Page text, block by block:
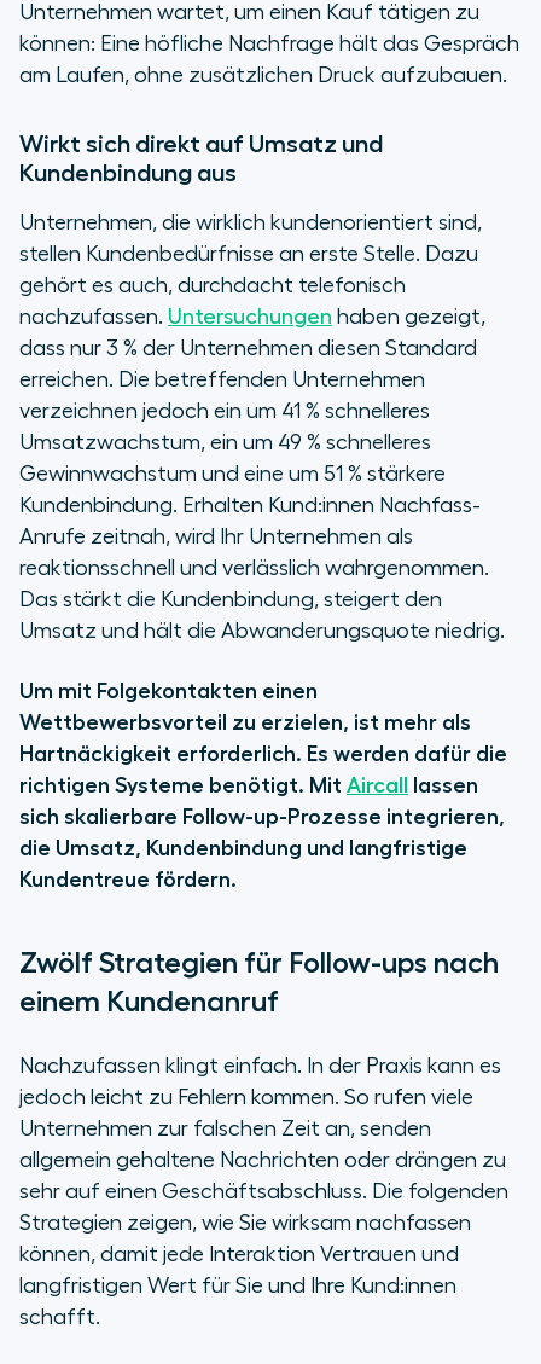
Unternehmen wartet, um einen Kauf tätigen zu
können: Eine höfliche Nachfrage hält das Gespräch
am Laufen, ohne zusätzlichen Druck aufzubauen.
Wirkt sich direkt auf Umsatz und
Kundenbindung aus
Unternehmen, die wirklich kundenorientiert sind,
stellen Kundenbedürfnisse an erste Stelle. Dazu
gehört es auch, durchdacht telefonisch
nachzufassen. Untersuchungen haben gezeigt,
dass nur 3 % der Unternehmen diesen Standard
erreichen. Die betreffenden Unternehmen
verzeichnen jedoch ein um 41 % schnelleres
Umsatzwachstum, ein um 49 % schnelleres
Gewinnwachstum und eine um 51 % stärkere
Kundenbindung. Erhalten Kund:innen Nachfass-
Anrufe zeitnah, wird Ihr Unternehmen als
reaktionsschnell und verlässlich wahrgenommen.
Das stärkt die Kundenbindung, steigert den
Umsatz und hält die Abwanderungsquote niedrig.
Um mit Folgekontakten einen
Wettbewerbsvorteil zu erzielen, ist mehr als
Hartnäckigkeit erforderlich. Es werden dafür die
richtigen Systeme benötigt. Mit Aircall
lassen
sich skalierbare Follow-up-Prozesse integrieren,
die Umsatz, Kundenbindung und langfristige
Kundentreue fördern.
Zwölf Strategien für Follow-ups nach
einem Kundenanruf
Nachzufassen klingt einfach. In der Praxis kann es
jedoch leicht zu Fehlern kommen. So rufen viele
Unternehmen zur falschen Zeit an, senden
allgemein gehaltene Nachrichten oder drängen zu
sehr auf einen Geschäftsabschluss. Die folgenden
Strategien zeigen, wie Sie wirksam nachfassen
können, damit jede Interaktion Vertrauen und
langfristigen Wert für Sie und Ihre Kund:innen
schafft.